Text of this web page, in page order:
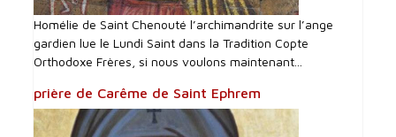
Homélie de Saint Chenouté l’archimandrite sur l’ange
gardien lue le Lundi Saint dans la Tradition Copte
Orthodoxe Frères, si nous voulons maintenant...
prière de Carême de Saint Ephrem